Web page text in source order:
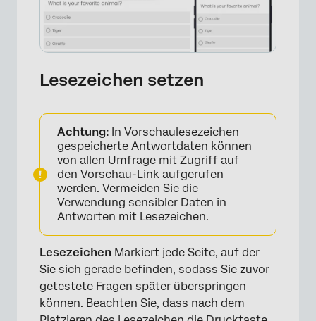
Lesezeichen setzen
Achtung: In Vorschaulesezeichen
gespeicherte Antwortdaten können
von allen Umfrage mit Zugriff auf
den Vorschau-Link aufgerufen
werden. Vermeiden Sie die
Verwendung sensibler Daten in
Antworten mit Lesezeichen.
Lesezeichen Markiert jede Seite, auf der
Sie sich gerade befinden, sodass Sie zuvor
getestete Fragen später überspringen
können. Beachten Sie, dass nach dem